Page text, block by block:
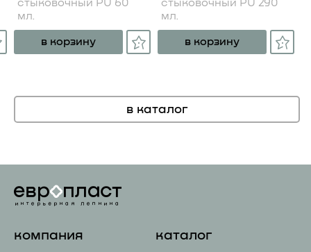
стыковочный PU 60
мл.
в корзину
стыковочный PU 290
мл.
в корзину
в каталог
компания каталог